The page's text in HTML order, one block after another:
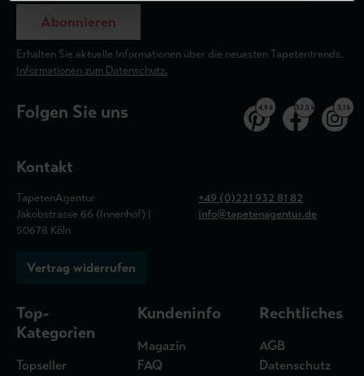
Abonnieren
Erhalten Sie aktuelle Informationen über die neuesten Tapetentrends.
Informationen zum Datenschutz.
Folgen Sie uns 4,9 k 32,5 k 3,1 k
Kontakt
TapetenAgentur
Jakobstrasse 66 (Innenhof) |
50678 Köln
+49 (0)221 932 81 82
info@tapetenagentur.de
Vertrag widerrufen
Top-
Kategorien
Topseller
Kundeninfo
Magazin
FAQ
Rechtliches
AGB
Datenschutz